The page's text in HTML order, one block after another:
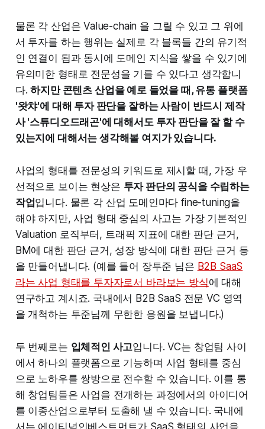
물론 각 산업은 Value-chain 을 그릴 수 있고 그 위에
서 투자를 하는 행위는 실제로 각 블록들 간의 유기적
인 연결이 됨과 동시에 도메인 지식을 쌓을 수 있기에
유의미한 형태로 전문성을 기를 수 있다고 생각합니
다.하지만 콘텐츠 산업을 예로 들었을 때, 유통 플랫폼
'왓챠'에 대해 투자 판단을 잘하는 사람이 반드시 제작
사 '스튜디오드래곤'에 대해서도 투자 판단을 잘 할 수
있는지에 대해서는 생각해볼 여지가 있습니다.
사업의 형태를 전문성의 키워드로 제시할 때, 가장 우
선적으로 보이는 현상은 투자 판단의 공식을 수립하는
작업입니다. 물론 각 산업 도메인마다 fine-tuning을
해야 하지만, 사업 형태 중심의 사고는 가장 기본적인
Valuation 로직부터, 트래픽 지표에 대한 판단 근거,
BM에 대한 판단 근거, 성장 방식에 대한 판단 근거 등
을 만들어냅니다. (예를 들어 장투준 님은 B2B SaaS
라는 사업 형태를 투자자로서 바라보는 방식에 대해
연구하고 계시죠. 국내에서 B2B SaaS 전문 VC 영역
을 개척하는 투준님께 무한한 응원을 보냅니다.)
두 번째로는 입체적인 사고입니다. VC는 창업팀 사이
에서 하나의 플랫폼으로 기능하며 사업 형태를 중심
으로 노하우를 쌍방으로 전수할 수 있습니다. 이를 통
해 창업팀들은 사업을 전개하는 과정에서의 아이디어
를 이종산업으로부터 도출해 낼 수 있습니다. 국내에
서는 에이티넘인베스트먼트가 SaaS 형태의 사업을